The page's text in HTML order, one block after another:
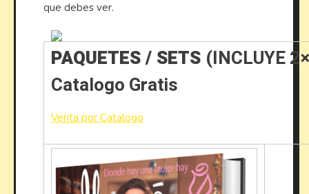
que debes ver.
PAQUETES / SETS (INCLUYE
Catalogo Gratis
Venta por Catalogo